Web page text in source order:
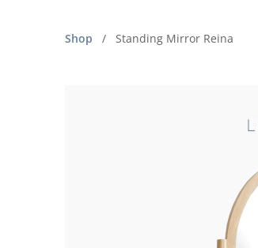
Shop / Standing Mirror Reina